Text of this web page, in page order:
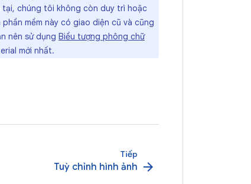
chúng tôi không còn duy trì hoặc
mềm này có giao diện cũ và cũng
nên sử dụng Biểu tượng phông chữ
mới nhất.
Tiếp
Tuỳ chỉnh hình ảnh arrow_forward